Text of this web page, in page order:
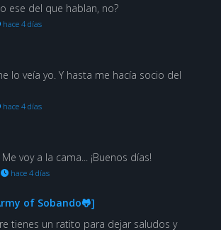
ese del que hablan, no?
hace 4 días
lo veía yo. Y hasta me hacía socio del
hace 4 días
Me voy a la cama... ¡Buenos días!
hace 4 días
of Sobando🐸]
tienes un ratito para dejar saludos y